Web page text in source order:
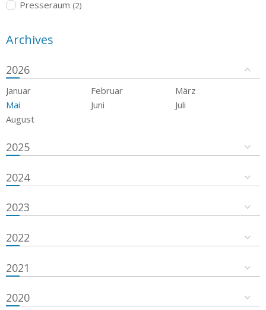
Presseraum (2)
Archives
2026
Januar Februar
März
Mai
Juni
Juli
August
2025
2024
2023
2022
2021
2020